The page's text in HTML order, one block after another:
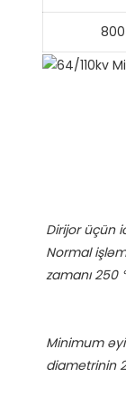
800
Dirijor üçün
Normal
Minimum